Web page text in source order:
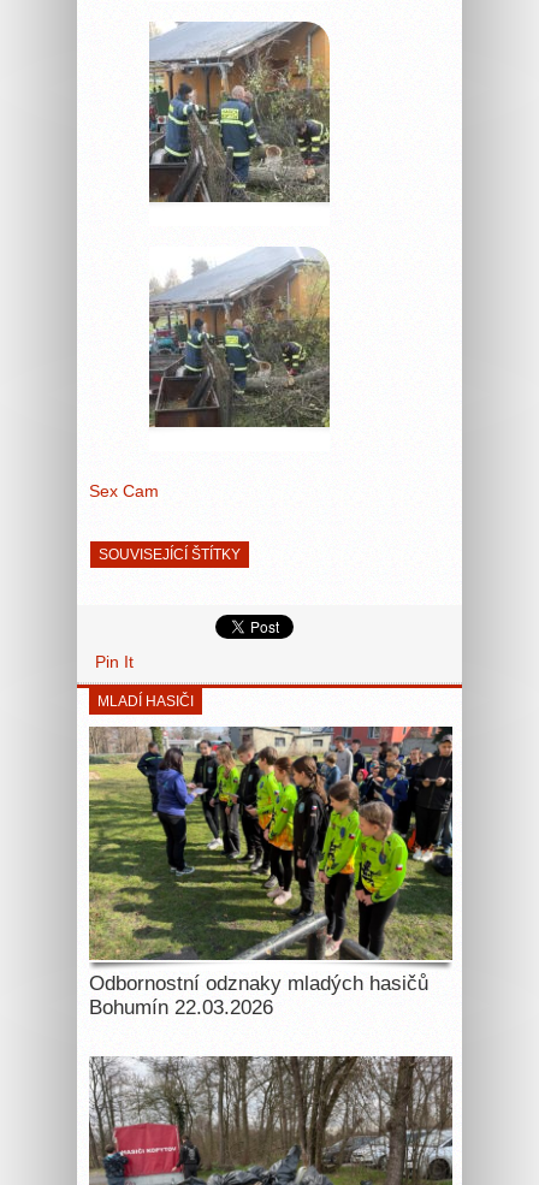
Sex Cam
SOUVISEJÍCÍ ŠTÍTKY
Pin It
MLADÍ HASIČI
Odbornostní odznaky mladých hasičů
Bohumín 22.03.2026